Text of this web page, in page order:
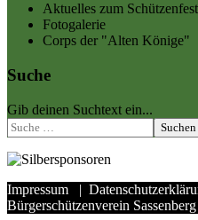
Aktuelles zum Schützenfest
Fotogalerie
Corps der "Alten Könige"
Suche
Gib deinen Suchtext ein...
Suchen
Impressum |
Bürgerschützenverein